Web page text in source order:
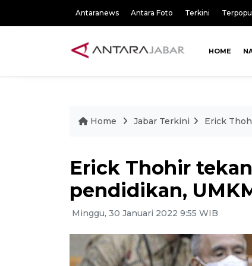
Antaranews Antara Foto Terkini
HOME
Home Jabar Terkini Erick
Erick Thohir
pendidikan,
Minggu, 30 Januari 2022 9:55 WIB